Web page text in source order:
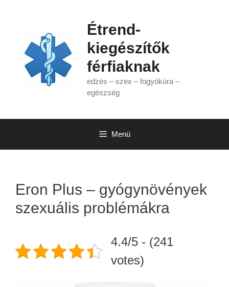
Étrend-
kiegészítők
férfiaknak
edzés – szex – fogyókúra –
egészség
Menü
Eron Plus – gyógynövények
szexuális problémákra
4.4/5 - (241
votes)